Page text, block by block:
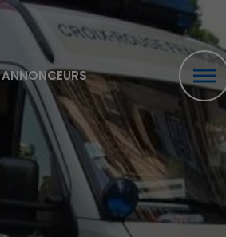
ANNONCEURS